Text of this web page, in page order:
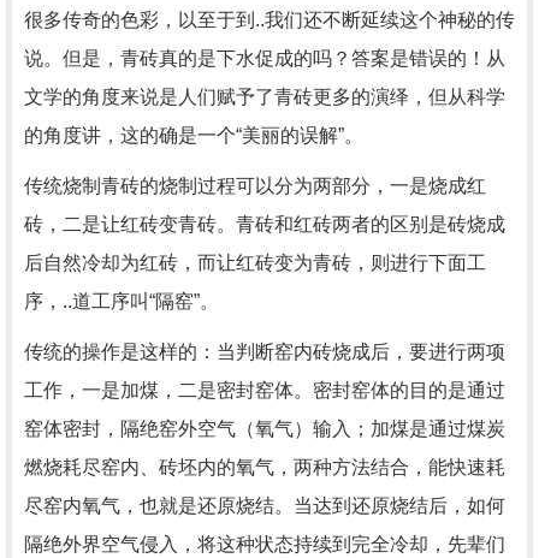
很多传奇的色彩，以至于到..我们还不断延续这个神秘的传
说。但是，青砖真的是下水促成的吗？答案是错误的！从
文学的角度来说是人们赋予了青砖更多的演绎，但从科学
的角度讲，这的确是一个“美丽的误解”。
传统烧制青砖的烧制过程可以分为两部分，一是烧成红
砖，二是让红砖变青砖。青砖和红砖两者的区别是砖烧成
后自然冷却为红砖，而让红砖变为青砖，则进行下面工
序，..道工序叫“隔窑”。
传统的操作是这样的：当判断窑内砖烧成后，要进行两项
工作，一是加煤，二是密封窑体。密封窑体的目的是通过
窑体密封，隔绝窑外空气（氧气）输入；加煤是通过煤炭
燃烧耗尽窑内、砖坯内的氧气，两种方法结合，能快速耗
尽窑内氧气，也就是还原烧结。当达到还原烧结后，如何
隔绝外界空气侵入，将这种状态持续到完全冷却，先辈们